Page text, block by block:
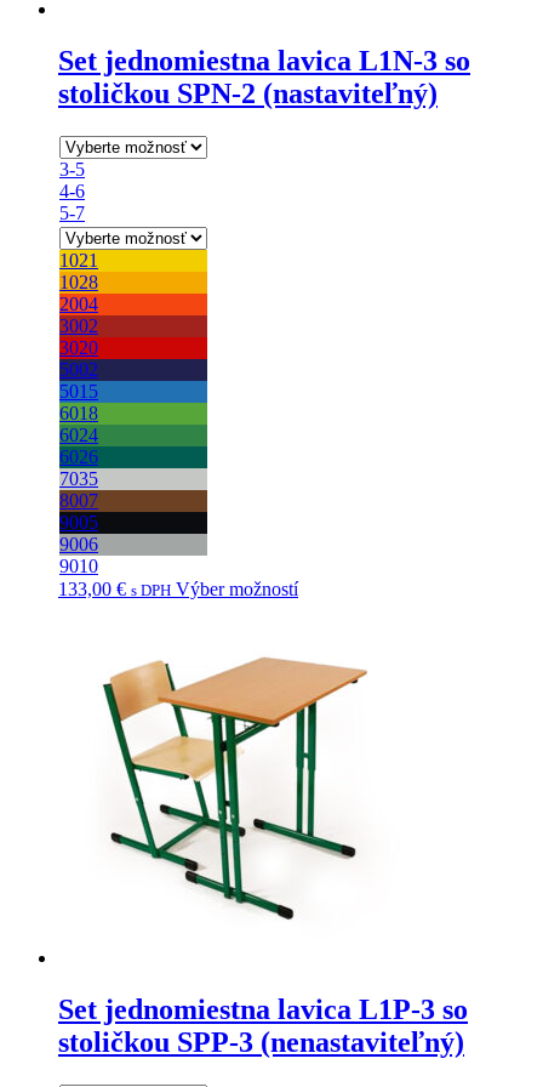
Set jednomiestna lavica L1N-3 so
stoličkou SPN-2 (nastaviteľný)
3-5
4-6
5-7
1021
1028
2004
3002
3020
5002
5015
6018
6024
6026
7035
8007
9005
9006
9010
133,00 € s DPH Výber možnostíTento
variantov.
Možnosti
si
môžete
vybrať
na
stránke
produktu.
Set jednomiestna lavica L1P-3 so
stoličkou SPP-3 (nenastaviteľný)